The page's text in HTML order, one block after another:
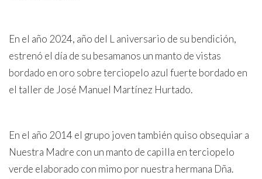
En el año 2024, año del L aniversario de su bendición,
estrenó el día de su besamanos un manto de vistas
bordado en oro sobre terciopelo azul fuerte bordado en
el taller de José Manuel Martínez Hurtado.
En el año 2014 el grupo joven también quiso obsequiar a
Nuestra Madre con un manto de capilla en terciopelo
verde elaborado con mimo por nuestra hermana Dña.